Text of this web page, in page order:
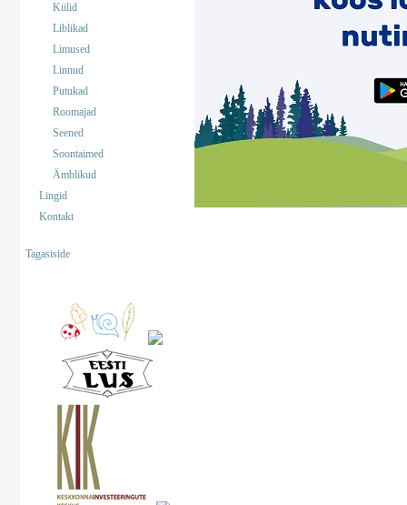
Kiilid
Liblikad
Limused
Linnud
Putukad
Roomajad
Seened
Soontaimed
Ämblikud
Lingid
Kontakt
Tagasiside